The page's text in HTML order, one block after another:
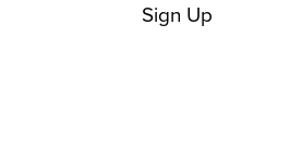
Sign Up